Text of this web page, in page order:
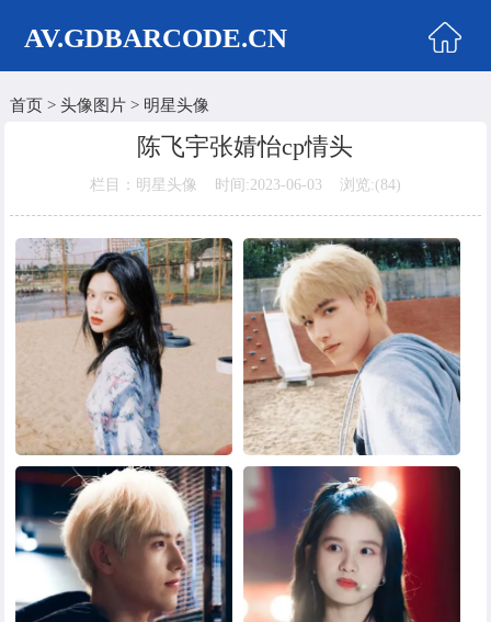
AV.GDBARCODE.CN
首页
女生头像
美女头像
男生头像
明星头像
卡通动漫
黑白头像
其他头像
首页> 头像图片> 明星头像
陈飞宇张婧怡cp情头
栏目：明星头像 时间:2023-06-03 浏览:(84)